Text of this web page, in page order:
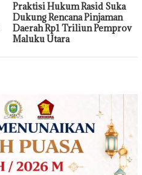
Praktisi Hukum Rasid Suka
Dukung Rencana Pinjaman
Daerah Rp1 Triliun Pemprov
Maluku Utara